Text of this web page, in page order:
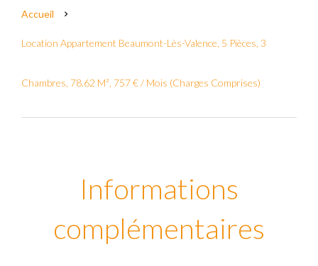
Accueil
Location Appartement Beaumont-Lès-Valence, 5 Pièces, 3
Chambres, 78.62 M², 757 € / Mois (Charges Comprises)
Informations
complémentaires